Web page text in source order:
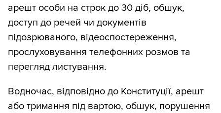
арешт особи на строк до 30 діб, обшук,
доступ до речей чи документів
підозрюваного, відеоспостереження,
прослуховування телефонних розмов та
перегляд листування.
Водночас, відповідно до Конституції, арешт
або тримання під вартою, обшук, порушення